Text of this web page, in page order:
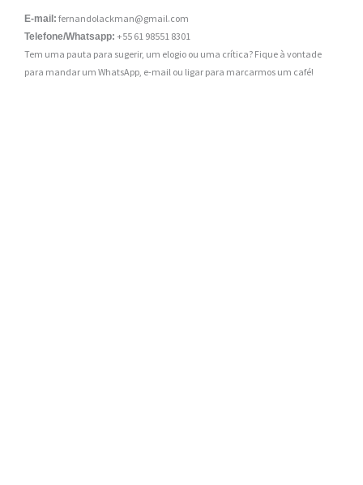
E-mail: fernandolackman@gmail.com
Telefone/Whatsapp: +55 61 98551 8301
Tem uma pauta para sugerir, um elogio ou uma crítica? Fique à vontade
para mandar um WhatsApp, e-mail ou ligar para marcarmos um café!